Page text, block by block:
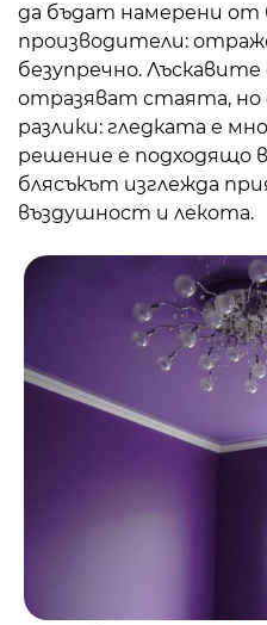
да бъдат намерени от
производители:
безупречно.
отразяват стаята, но
разлики: гледката е
решение е подходящо
блясъкът изглежда
въздушност и лекота.